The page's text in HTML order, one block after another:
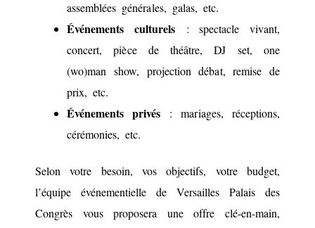
assemblées générales, galas, etc.
Événements culturels : spectacle vivant,
concert, pièce de théâtre, DJ set, one
(wo)man show, projection débat, remise de
prix, etc.
Événements privés : mariages, réceptions,
cérémonies, etc.
Selon votre besoin, vos objectifs, votre budget,
l’équipe événementielle de Versailles Palais des
Congrès vous proposera une offre clé-en-main,